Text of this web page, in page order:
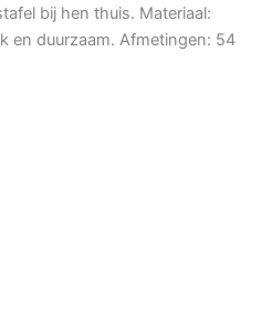
bij hen thuis. Materiaal:
en duurzaam. Afmetingen: 54